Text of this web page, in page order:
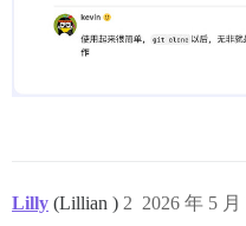
Lilly (Lillian ) 2026 年 5
2